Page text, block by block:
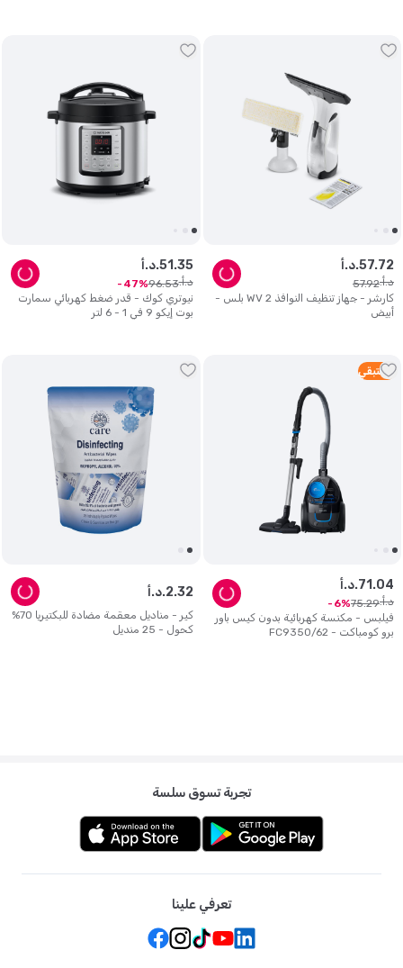
كارشر - جهاز تنظيف النوافذ WV 2 بلس -
أبيض
د.أ.57.72
د.أ. 57.92
نيوتري كوك - قدر ضغط كهربائي سمارت
بوت إيكو 9 في 1 - 6 لتر
د.أ.51 .35
د.أ. 96.53
47
3 متبقي
فيلبس - مكنسة كهربائية بدون كيس باور
برو كومباكت - FC9350/62
د.أ.71 .04
د.أ. 75.29
6
كير - مناديل معقمة مضادة للبكتيريا 70%
كحول - 25 منديل
د.أ.2.32
تجربة تسوق سلسة
تعرفي علينا